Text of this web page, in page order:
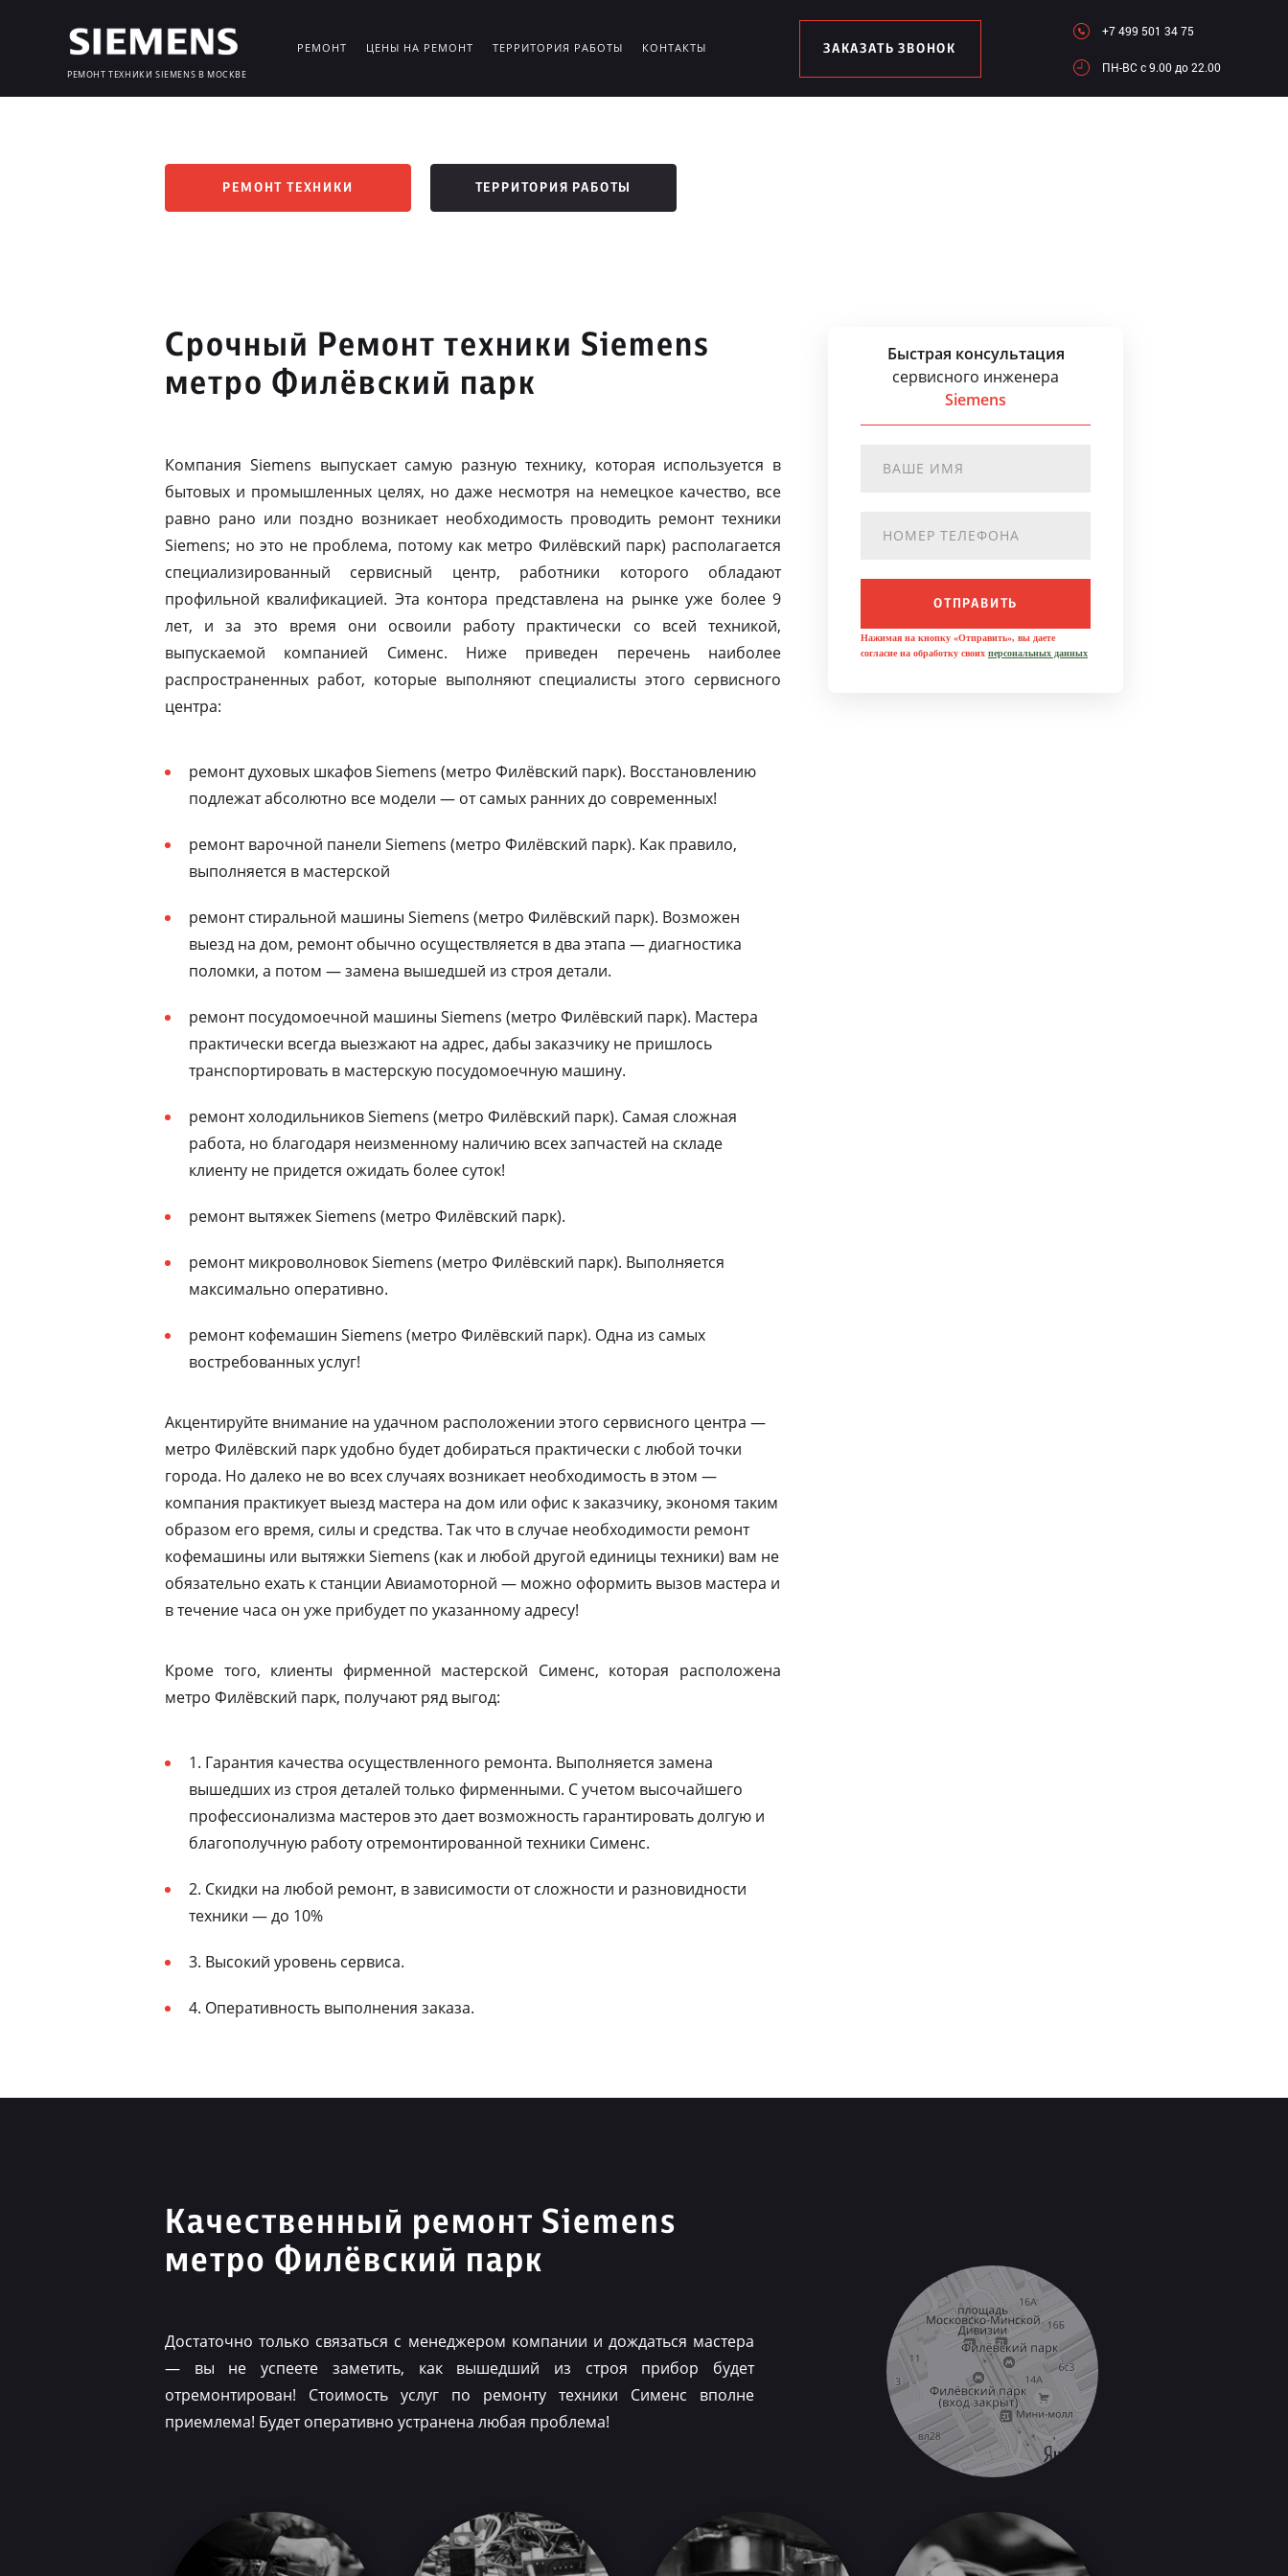
РЕМОНТ ТЕХНИКИ SIEMENS В МОСКВЕ
РЕМОНТ ЦЕНЫ НА РЕМОНТ ТЕРРИТОРИЯ РАБОТЫ КОНТАКТЫ ЗАКАЗАТЬ ЗВОНОК
+7 499 501 34 75
ПН-ВC c 9.00 до 22.00
РЕМОНТ ТЕХНИКИ ТЕРРИТОРИЯ РАБОТЫ
Срочный Ремонт техники Siemens
метро Филёвский парк
Компания Siemens выпускает самую разную технику, которая используется в
бытовых и промышленных целях, но даже несмотря на немецкое качество, все
равно рано или поздно возникает необходимость проводить ремонт техники
Siemens; но это не проблема, потому как метро Филёвский парк) располагается
специализированный сервисный центр, работники которого обладают
профильной квалификацией. Эта контора представлена на рынке уже более 9
лет, и за это время они освоили работу практически со всей техникой,
выпускаемой компанией Сименс. Ниже приведен перечень наиболее
распространенных работ, которые выполняют специалисты этого сервисного
центра:
ремонт духовых шкафов Siemens (метро Филёвский парк). Восстановлению
подлежат абсолютно все модели — от самых ранних до современных!
ремонт варочной панели Siemens (метро Филёвский парк). Как правило,
выполняется в мастерской
ремонт стиральной машины Siemens (метро Филёвский парк). Возможен
выезд на дом, ремонт обычно осуществляется в два этапа — диагностика
поломки, а потом — замена вышедшей из строя детали.
ремонт посудомоечной машины Siemens (метро Филёвский парк). Мастера
практически всегда выезжают на адрес, дабы заказчику не пришлось
транспортировать в мастерскую посудомоечную машину.
ремонт холодильников Siemens (метро Филёвский парк). Самая сложная
работа, но благодаря неизменному наличию всех запчастей на складе
клиенту не придется ожидать более суток!
ремонт вытяжек Siemens (метро Филёвский парк).
ремонт микроволновок Siemens (метро Филёвский парк). Выполняется
максимально оперативно.
ремонт кофемашин Siemens (метро Филёвский парк). Одна из самых
востребованных услуг!
Акцентируйте внимание на удачном расположении этого сервисного центра —
метро Филёвский парк удобно будет добираться практически с любой точки
города. Но далеко не во всех случаях возникает необходимость в этом —
компания практикует выезд мастера на дом или офис к заказчику, экономя таким
образом его время, силы и средства. Так что в случае необходимости ремонт
кофемашины или вытяжки Siemens (как и любой другой единицы техники) вам не
обязательно ехать к станции Авиамоторной — можно оформить вызов мастера и
в течение часа он уже прибудет по указанному адресу!
Кроме того, клиенты фирменной мастерской Сименс, которая расположена
метро Филёвский парк, получают ряд выгод:
1. Гарантия качества осуществленного ремонта. Выполняется замена
вышедших из строя деталей только фирменными. С учетом высочайшего
профессионализма мастеров это дает возможность гарантировать долгую и
благополучную работу отремонтированной техники Сименс.
2. Скидки на любой ремонт, в зависимости от сложности и разновидности
техники — до 10%
3. Высокий уровень сервиса.
4. Оперативность выполнения заказа.
Быстрая консультация
сервисного инженера
Siemens
ОТПРАВИТЬ
Нажимая на кнопку «Отправить», вы даете
согласие на обработку своих персональных данных
Качественный ремонт Siemens
метро Филёвский парк
Достаточно только связаться с менеджером компании и дождаться мастера
— вы не успеете заметить, как вышедший из строя прибор будет
отремонтирован! Стоимость услуг по ремонту техники Сименс вполне
приемлема! Будет оперативно устранена любая проблема!